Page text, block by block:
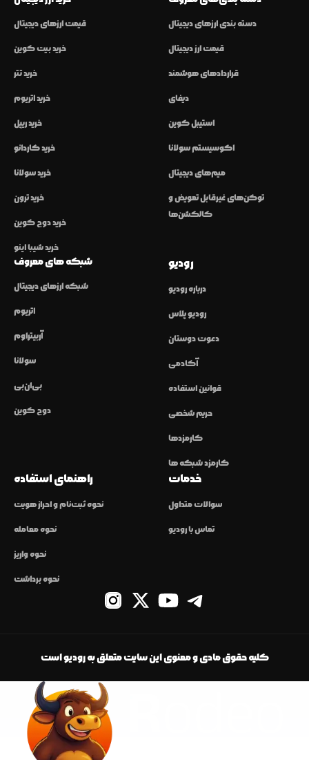
قیمت ارزهای دیجیتال
خرید بیت کوین
خرید تتر
خرید اتریوم
خرید ریپل
خرید کاردانو
خرید سولانا
خرید ترون
خرید دوج کوین
خرید شیبا اینو
دسته بندی ارزهای دیجیتال
قیمت ارز دیجیتال
قراردادهای هوشمند
دیفای
استیبل کوین
اکوسیستم سولانا
میم‌های دیجیتال
توکن‌های غیرقابل تعویض و
کالکشن‌ها
شبکه های معروف
شبکه ارزهای دیجیتال
اتریوم
آربیتراوم
سولانا
بی‌ان‌بی
دوج کوین
رودیو
درباره رودیو
رودیو پلاس
دعوت دوستان
آکادمی
قوانین استفاده
حریم شخصی
کارمزدها
کارمزد شبکه ها
راهنمای استفاده
نحوه ثبت‌نام و احراز هویت
نحوه معامله
نحوه واریز
نحوه برداشت
خدمات
سوالات متداول
تماس با رودیو
کلیه حقوق مادی و معنوی این سایت متعلق به رودیو است